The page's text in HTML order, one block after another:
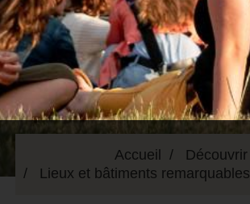
Accueil
Découvrir
Lieux et bâtiments remarquables